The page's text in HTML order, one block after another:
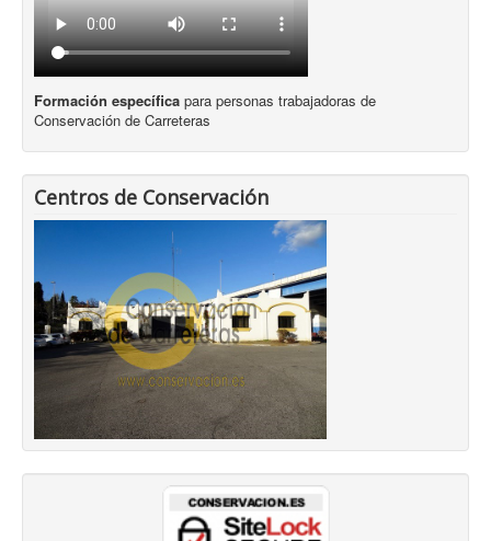
Formación específica para personas trabajadoras de
Conservación de Carreteras
Centros de Conservación